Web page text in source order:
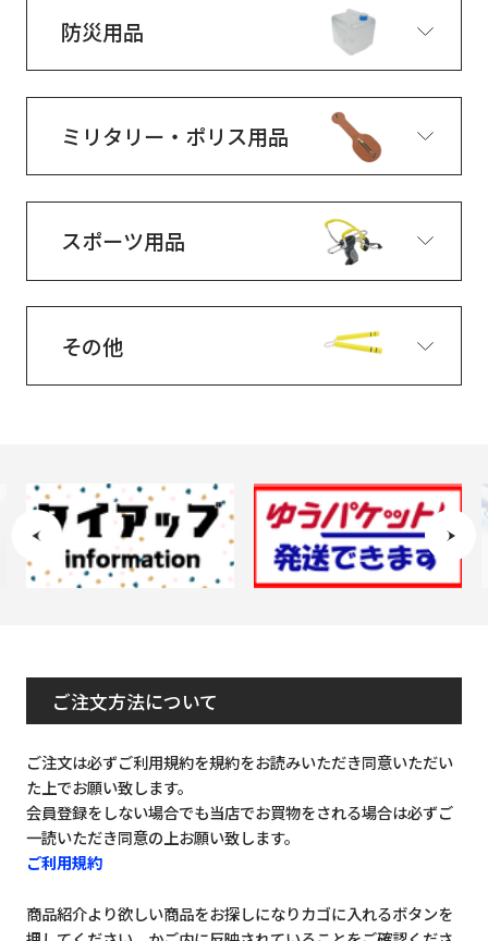
防災用品
ミリタリー・ポリス用品
スポーツ用品
その他
ご注文方法について
ご注文は必ずご利用規約を規約をお読みいただき同意いただい
た上でお願い致します。
会員登録をしない場合でも当店でお買物をされる場合は必ずご
一読いただき同意の上お願い致します。
ご利用規約
商品紹介より欲しい商品をお探しになりカゴに入れるボタンを